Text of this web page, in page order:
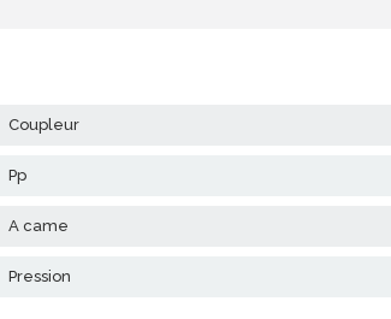
coupleur
pp
a came
pression